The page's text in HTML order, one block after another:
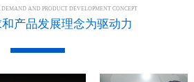
AND PRODUCT DEVELOPMENT CONCEPT
产品发展理念为驱动力